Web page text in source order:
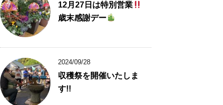
12月27日は特別営業
歳末感謝デー
2024/09/28
収穫祭を開催いたしま
す!!